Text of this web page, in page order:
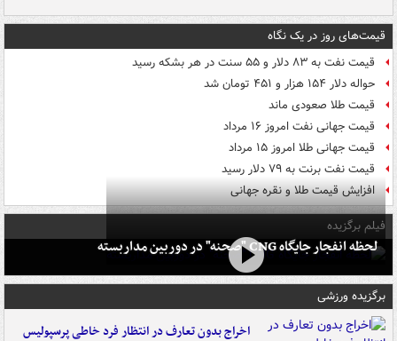
قیمت‌های روز در یک نگاه
قیمت نفت به ۸۳ دلار و ۵۵ سنت در هر بشکه رسید
حواله دلار ۱۵۴ هزار و ۴۵۱ تومان شد
قیمت طلا صعودی ماند
قیمت جهانی نفت امروز ۱۶ مرداد
قیمت جهانی طلا امروز ۱۵ مرداد
قیمت نفت برنت به ۷۹ دلار رسید
افزایش قیمت طلا و نقره جهانی
فیلم برگزیده
لحظه انفجار جایگاه CNG "صحنه" در دوربین مداربسته
برگزیده ورزشی
اخراج بدون تعارف در انتظار فرد خاطی پرسپولیس